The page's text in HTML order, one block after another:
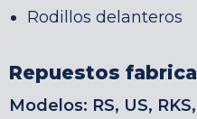
Rodillos delanteros
Repuestos
Modelos: RS, US,